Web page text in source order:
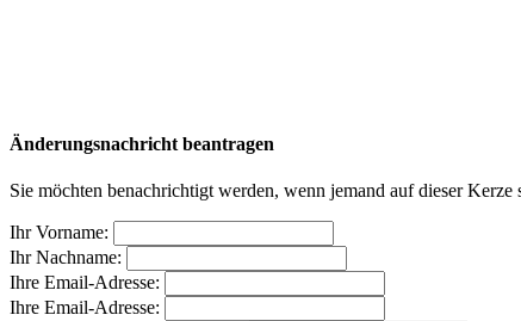
Änderungsnachricht beantragen
Sie möchten benachrichtigt werden, wenn jemand auf dieser
Ihr Vorname:
Ihr Nachname:
Ihre Email-Adresse:
Ihre Email-Adresse: